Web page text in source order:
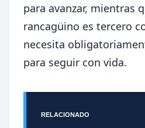
para avanzar, mientras
rancagüino es tercero
necesita
para seguir con vida.
RELACIONADO